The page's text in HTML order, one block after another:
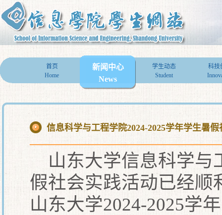
首页
Home
新闻中心
News
学生动态
Student
科技
信息科学与工程学院2024-2025学年学生暑
山东大学信息科学与
假社会实践活动已经顺
山东大学2024-2025学